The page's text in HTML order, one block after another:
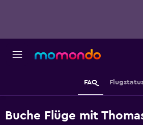
FAQ
Buche Flüge mit